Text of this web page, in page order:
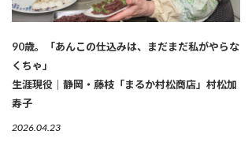
90歳。「あんこの仕込みは、まだまだ私がやらな
くちゃ」
生涯現役｜静岡・藤枝「まるか村松商店」村松加
寿子
2026.04.23